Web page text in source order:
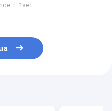
su misura
： 1set